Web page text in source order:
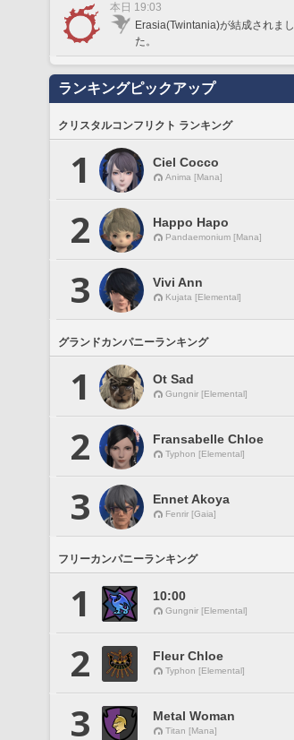
本日 19:03
Erasia(Twintania)が結成されまし
た。
ランキングピックアップ
クリスタルコンフリクト ランキング
1 Ciel Cocco
Anima [Mana]
2 Happo Hapo
Pandaemonium [Mana]
3 Vivi Ann
Kujata [Elemental]
グランドカンパニーランキング
1 Ot Sad
Gungnir [Elemental]
2 Fransabelle Chloe
Typhon [Elemental]
3 Ennet Akoya
Fenrir [Gaia]
フリーカンパニーランキング
1 10:00
Gungnir [Elemental]
2 Fleur Chloe
Typhon [Elemental]
3 Metal Woman
Titan [Mana]